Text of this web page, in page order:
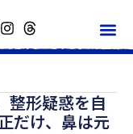
整形疑惑を自
だけ、鼻は元